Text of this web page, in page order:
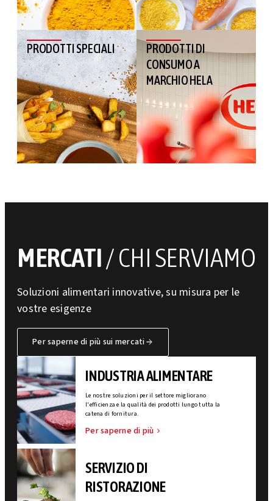
PRODOTTI SPECIALI
PRODOTTI DI
CONSUMO A
MARCHIO HELA
MERCATI/ CHI SERVIAMO
Soluzioni alimentari innovative, su misura per le
vostre esigenze
Per saperne di più sui mercati
INDUSTRIA ALIMENTARE
Le nostre soluzioni per il settore migliorano
l'efficienza e la qualità dei prodotti lungo tutta la
catena di fornitura.
Per saperne di più
SERVIZIO DI
RISTORAZIONE